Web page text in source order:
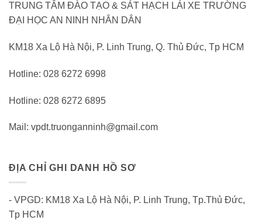
TRUNG TÂM ĐÀO TẠO & SÁT HẠCH LÁI XE TRƯỜNG
ĐẠI HỌC AN NINH NHÂN DÂN
KM18 Xa Lộ Hà Nội, P. Linh Trung, Q. Thủ Đức, Tp HCM
Hotline: 028 6272 6998
Hotline: 028 6272 6895
Mail: vpdt.truonganninh@gmail.com
ĐỊA CHỈ GHI DANH HỒ SƠ
- VPGD: KM18 Xa Lộ Hà Nội, P. Linh Trung, Tp.Thủ Đức,
Tp HCM